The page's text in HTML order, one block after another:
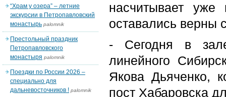
насчитывает
оставались верны
- Сегодня в
линейного
Якова Дьяченко,
пост Хабаровска
“Храм у озера” – летние
экскурсии в Петропавловский
монастырь palomnik
Престольный праздник
Петропавловского
монастыря palomnik
Поездки по России 2026 –
специально для
дальневосточников ! palomnik